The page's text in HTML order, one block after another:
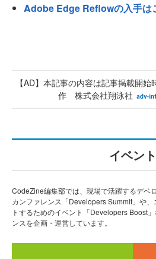
Adobe Edge Reflowの入手は
【AD】本記事の内容は記事掲載開
作 株式会社翔泳社
イベント
CodeZine編集部では、現場で活躍するデベ
カンファレンス「Developers Summit」や
トするためのイベント「Developers Boost
ンスを企画・運営しています。